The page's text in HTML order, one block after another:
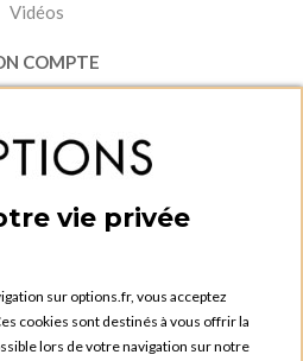
Vidéos
COMPTE
à mon compte
un compte
PRATIQUE
bons de commande
Tutoriels
vie privée
sur options.fr, vous acceptez
cookies sont destinés à vous offrir la
lors de votre navigation sur notre